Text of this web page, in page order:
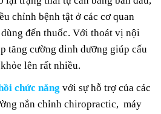
chỉnh bệnh tật ở các cơ quan
đến thuốc. Với thoát vị nội
tăng cường dinh dưỡng giúp cấu
lên rất nhiều.
chức năng với sự hỗ trợ của các
nắn chỉnh chiropractic, máy